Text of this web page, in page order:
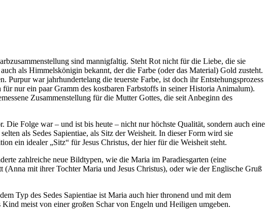
sind mannigfaltig. Steht Rot nicht für die Liebe, die sie
als Himmelskönigin bekannt, der die Farbe (oder das Material) Gold zusteht.
war jahrhundertelang die teuerste Farbe, ist doch ihr Entstehungsprozess
nur ein paar Gramm des kostbaren Farbstoffs in seiner Historia Animalum).
Zusammenstellung für die Mutter Gottes, die seit Anbeginn des
Folge war – und ist bis heute – nicht nur höchste Qualität, sondern auch eine
als Sedes Sapientiae, als Sitz der Weisheit. In dieser Form wird sie
ein idealer „Sitz“ für Jesus Christus, der hier für die Weisheit steht.
zahlreiche neue Bildtypen, wie die Maria im Paradiesgarten (eine
mit ihrer Tochter Maria und Jesus Christus), oder wie der Englische Gruß
Typ des Sedes Sapientiae ist Maria auch hier thronend und mit dem
meist von einer großen Schar von Engeln und Heiligen umgeben.